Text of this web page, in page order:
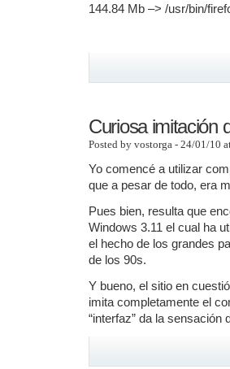
144.84 Mb –> /usr/bin/
Curiosa imitación
Posted by vostorga - 24/01/10
Yo comencé a utilizar
que a pesar de todo, era
Pues bien, resulta que
Windows 3.11 el cual ha
el hecho de los grandes
de los 90s.
Y bueno, el sitio en
imita completamente el
“interfaz” da la sensación